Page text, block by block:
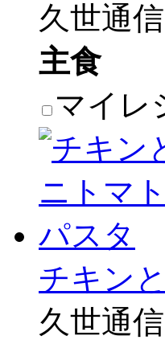
久世通
主食
マイレ
チキン
久世通